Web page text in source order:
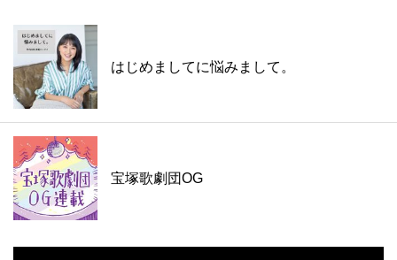
はじめましてに悩みまして。
宝塚歌劇団OG